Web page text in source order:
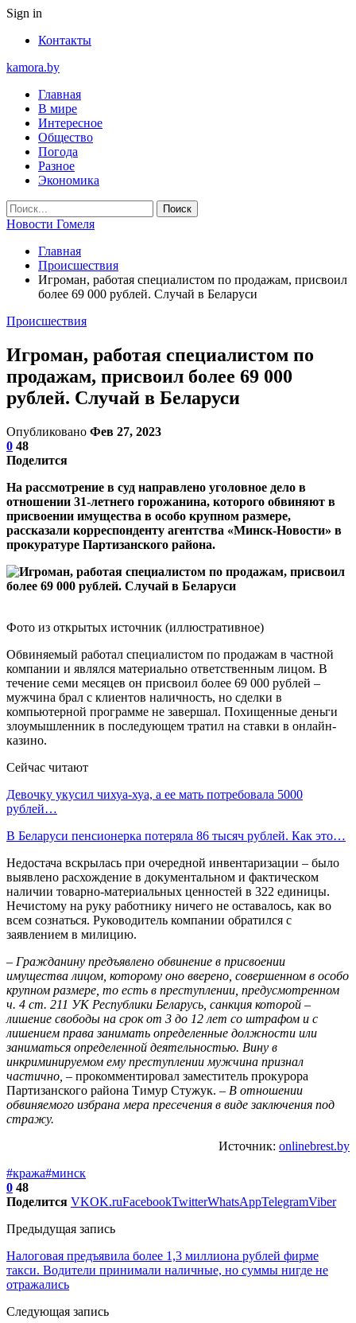
Sign in
Контакты
kamora.by
Главная
В мире
Интересное
Общество
Погода
Разное
Экономика
Новости Гомеля
Главная
Происшествия
Игроман, работая специалистом по продажам, присвоил
более 69 000 рублей. Случай в Беларуси
Происшествия
Игроман, работая специалистом по
продажам, присвоил более 69 000
рублей. Случай в Беларуси
Опубликовано Фев 27, 2023
0 48
Поделится
На рассмотрение в суд направлено уголовное дело в
отношении 31-летнего горожанина, которого обвиняют в
присвоении имущества в особо крупном размере,
рассказали корреспонденту агентства «Минск-Новости» в
прокуратуре Партизанского района.
Фото из открытых источник (иллюстративное)
Обвиняемый работал специалистом по продажам в частной
компании и являлся материально ответственным лицом. В
течение семи месяцев он присвоил более 69 000 рублей –
мужчина брал с клиентов наличность, но сделки в
компьютерной программе не завершал. Похищенные деньги
злоумышленник в последующем тратил на ставки в онлайн-
казино.
Сейчас читают
Девочку укусил чихуа-хуа, а ее мать потребовала 5000
рублей…
В Беларуси пенсионерка потеряла 86 тысяч рублей. Как это…
Недостача вскрылась при очередной инвентаризации – было
выявлено расхождение в документальном и фактическом
наличии товарно-материальных ценностей в 322 единицы.
Нечистому на руку работнику ничего не оставалось, как во
всем сознаться. Руководитель компании обратился с
заявлением в милицию.
– Гражданину предъявлено обвинение в присвоении
имущества лицом, которому оно вверено, совершенном в особо
крупном размере, то есть в преступлении, предусмотренном
ч. 4 ст. 211 УК Республики Беларусь, санкция которой –
лишение свободы на срок от 3 до 12 лет со штрафом и с
лишением права занимать определенные должности или
заниматься определенной деятельностью. Вину в
инкриминируемом ему преступлении мужчина признал
частично, – прокомментировал заместитель прокурора
Партизанского района Тимур Стужук. – В отношении
обвиняемого избрана мера пресечения в виде заключения под
стражу.
Источник: onlinebrest.by
#кража#минск
0 48
Поделится VKOK.ruFacebookTwitterWhatsAppTelegramViber
Предыдущая запись
Налоговая предъявила более 1,3 миллиона рублей фирме
такси. Водители принимали наличные, но суммы нигде не
отражались
Следующая запись